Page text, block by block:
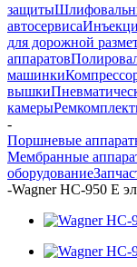
защиты
автосервиса
для дорожной
аппаратов
машинки
вышки
камеры
-
Поршневые
Мембранные
оборудование
-Wagner HC-950 E